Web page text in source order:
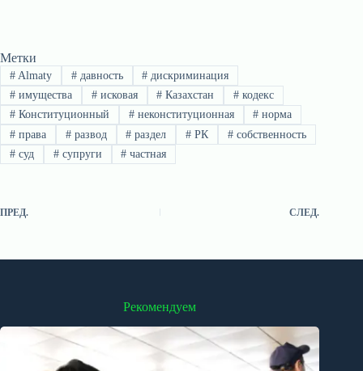
Метки
#Almaty #давность # дискриминация
#имущества #исковая # Казахстан # кодекс
#Конституционный #неконституционная # норма
#права #развод # раздел # РК # собственность
#суд #супруги # частная
ПРЕД. СЛЕД.
Рекомендуем